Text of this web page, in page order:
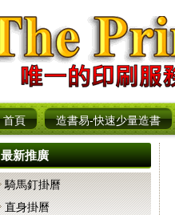
首頁
造書易-快速少量造書
最新推廣
騎馬釘掛曆
直身掛曆